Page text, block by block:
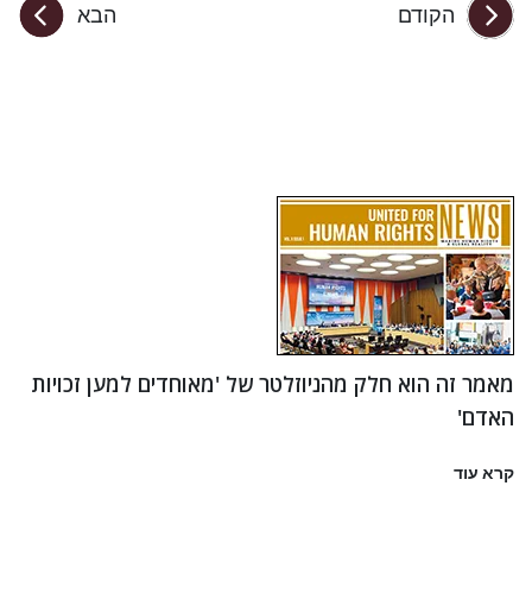
הקודם הבא
מאמר זה הוא חלק מהניוזלטר של 'מאוחדים למען זכויות
האדם'
קרא עוד